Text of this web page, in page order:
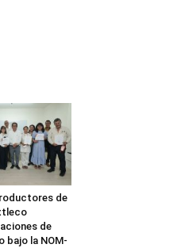
de
de
bajo la NOM-